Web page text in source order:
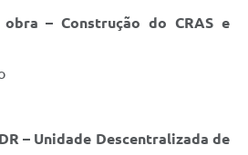
obra – Construção do CRAS e
– Unidade Descentralizada de